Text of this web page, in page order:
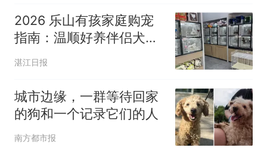
2026 乐山有孩家庭购宠
指南：温顺好养伴侣犬去
哪选？
湛江日报
城市边缘，一群等待回家
的狗和一个记录它们的人
南方都市报